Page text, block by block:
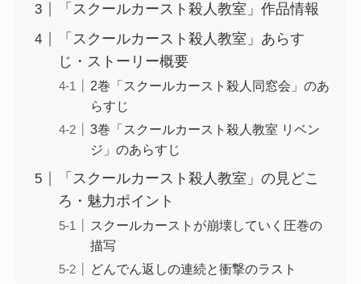
「スクールカースト殺人教室」作品情報
「スクールカースト殺人教室」あらす
じ・ストーリー概要
2巻「スクールカースト殺人同窓会」のあ
らすじ
3巻「スクールカースト殺人教室 リベン
ジ」のあらすじ
「スクールカースト殺人教室」の見どこ
ろ・魅力ポイント
スクールカーストが崩壊していく圧巻の
描写
どんでん返しの連続と衝撃のラスト